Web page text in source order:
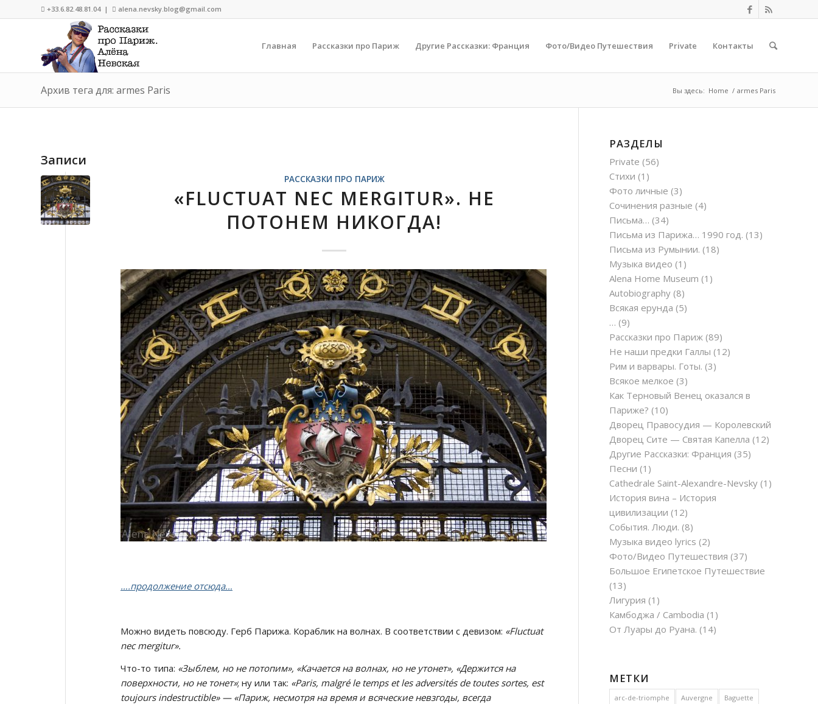
 +33.6.82.48.81.04 |  alena.nevsky.blog@gmail.com
Главная Рассказки про Париж Другие Рассказки: Франция Фото/Видео Путешествия Private Контакты
Архив тега для: armes Paris Вы здесь: Home / armes Paris
Записи
РАССКАЗКИ ПРО ПАРИЖ
«FLUCTUAT NEC MERGITUR». НЕ
ПОТОНЕМ НИКОГДА!
….продолжение отсюда…
Можно видеть повсюду. Герб Парижа. Кораблик на волнах. В соответствии с девизом: «Fluctuat
nec mergitur».
Что-то типа: «Зыблем, но не потопим», «Качается на волнах, но не утонет», «Держится на
поверхности, но не тонет»; ну или так: «Paris, malgré le temps et les adversités de toutes sortes, est
toujours indestructible» — «Париж, несмотря на время и всяческие невзгоды, всегда
РАЗДЕЛЫ
Private (56)
Стихи (1)
Фото личные (3)
Сочинения разные (4)
Письма… (34)
Письма из Парижа… 1990 год. (13)
Письма из Румынии. (18)
Музыка видео (1)
Alena Home Museum (1)
Autobiography (8)
Всякая ерунда (5)
… (9)
Рассказки про Париж (89)
Не наши предки Галлы (12)
Рим и варвары. Готы. (3)
Всякое мелкое (3)
Как Терновый Венец оказался в
Париже? (10)
Дворец Правосудия — Королевский
Дворец Сите — Святая Капелла (12)
Другие Рассказки: Франция (35)
Песни (1)
Cathedrale Saint-Alexandre-Nevsky (1)
История вина – История
цивилизации (12)
События. Люди. (8)
Музыка видео lyrics (2)
Фото/Видео Путешествия (37)
Большое Египетское Путешествие
(13)
Лигурия (1)
Камбоджа / Cambodia (1)
От Луары до Руана. (14)
МЕТКИ
arc-de-triomphe Auvergne Baguette